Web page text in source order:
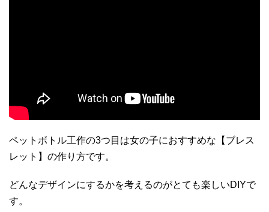
ペットボトル工作の3つ目は女の子におすすめな【ブレス
レット】の作り方です。
どんなデザインにするかを考えるのがとても楽しいDIYで
す。